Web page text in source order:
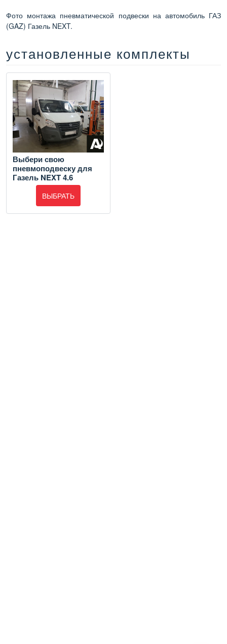
Фото монтажа пневматической подвески на автомобиль ГАЗ
(GAZ) Газель NEXT.
установленные комплекты
Выбери свою
пневмоподвеску для
Газель NEXT 4.6
ВЫБРАТЬ